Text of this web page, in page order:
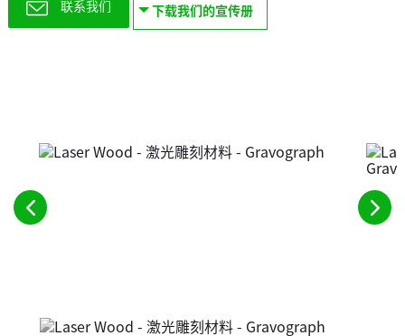
联系我们 下载我们的宣传册
请
的
请